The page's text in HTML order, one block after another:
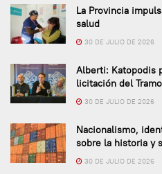
La Provincia
salud
30 DE JULIO DE 2026
Alberti: Katopodis
licitación del
30 DE JULIO DE 2026
Nacionalismo,
sobre la historia y
30 DE JULIO DE 2026